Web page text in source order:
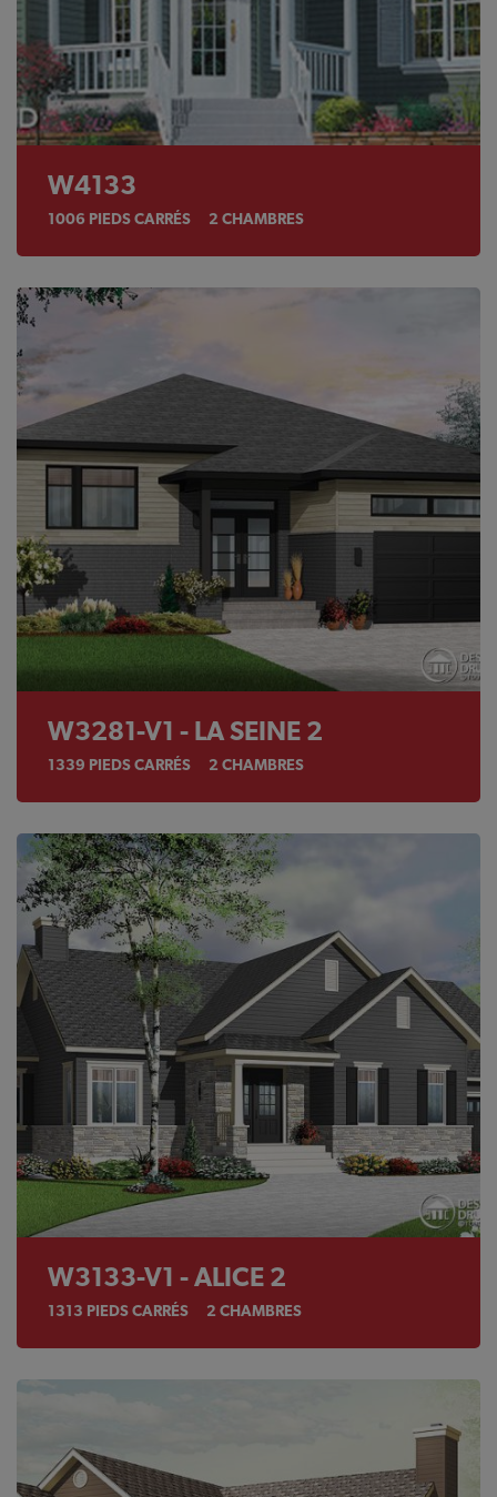
W4133
1006 PIEDS CARRÉS 2 CHAMBRES
W3281-V1 - LA SEINE 2
1339 PIEDS CARRÉS 2 CHAMBRES
W3133-V1 - ALICE 2
1313 PIEDS CARRÉS 2 CHAMBRES